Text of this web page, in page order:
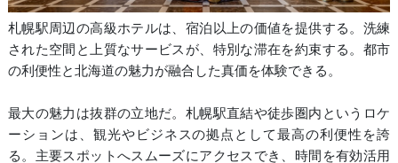
札幌駅周辺の高級ホテルは、宿泊以上の価値を提供する。洗練
された空間と上質なサービスが、特別な滞在を約束する。都市
の利便性と北海道の魅力が融合した真価を体験できる。
最大の魅力は抜群の立地だ。札幌駅直結や徒歩圏内というロケ
ーションは、観光やビジネスの拠点として最高の利便性を誇
る。主要スポットへスムーズにアクセスでき、時間を有効活用